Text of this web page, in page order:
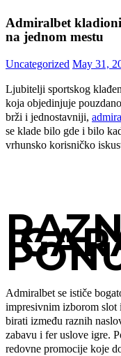
Admiralbet
na jednom mestu
Uncategorized May 31,
Ljubitelji sportskog
koja objedinjuje
brži i jednostavniji,
se klade bilo gde i bilo
vrhunsko korisničko
Admiralbet se ističe
impresivnim izborom slot
birati između raznih
zabavu i fer uslove igre.
redovne promocije koje